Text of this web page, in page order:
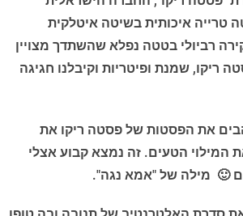
טרייה איכותית בשיטה איטלקית
רביולי בטטה נפלא שהשתדך מצויין
ריקו, שמנת ופיטריות וקיבלנו חגיגה
את הפסטות של פסטה ריקו את
המילוי הטעים. זה נמצא קבוע אצלי
🙂 מילה של "אמא נגה".